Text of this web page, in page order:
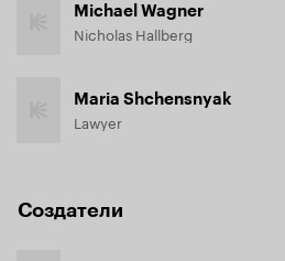
Michael Wagner
Nicholas Hallberg
Maria Shchensnyak
Lawyer
Создатели